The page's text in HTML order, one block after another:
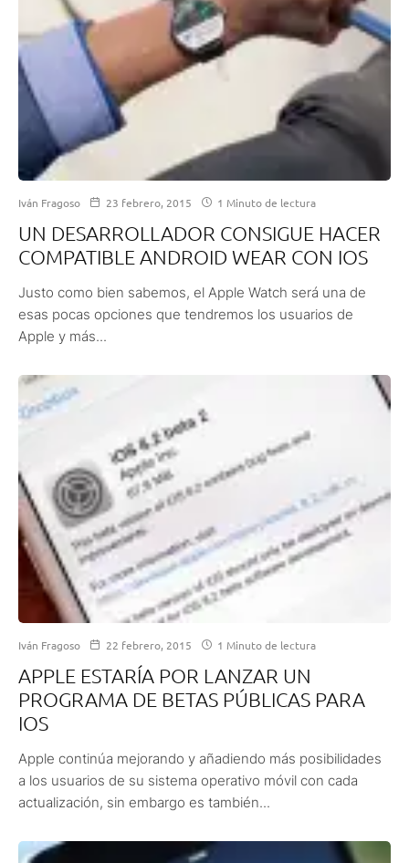
Iván Fragoso 23 febrero, 2015 1 Minuto de lectura
UN DESARROLLADOR CONSIGUE HACER
COMPATIBLE ANDROID WEAR CON IOS
Justo como bien sabemos, el Apple Watch será una de
esas pocas opciones que tendremos los usuarios de
Apple y más...
Iván Fragoso 22 febrero, 2015 1 Minuto de lectura
APPLE ESTARÍA POR LANZAR UN
PROGRAMA DE BETAS PÚBLICAS PARA
IOS
Apple continúa mejorando y añadiendo más posibilidades
a los usuarios de su sistema operativo móvil con cada
actualización, sin embargo es también...